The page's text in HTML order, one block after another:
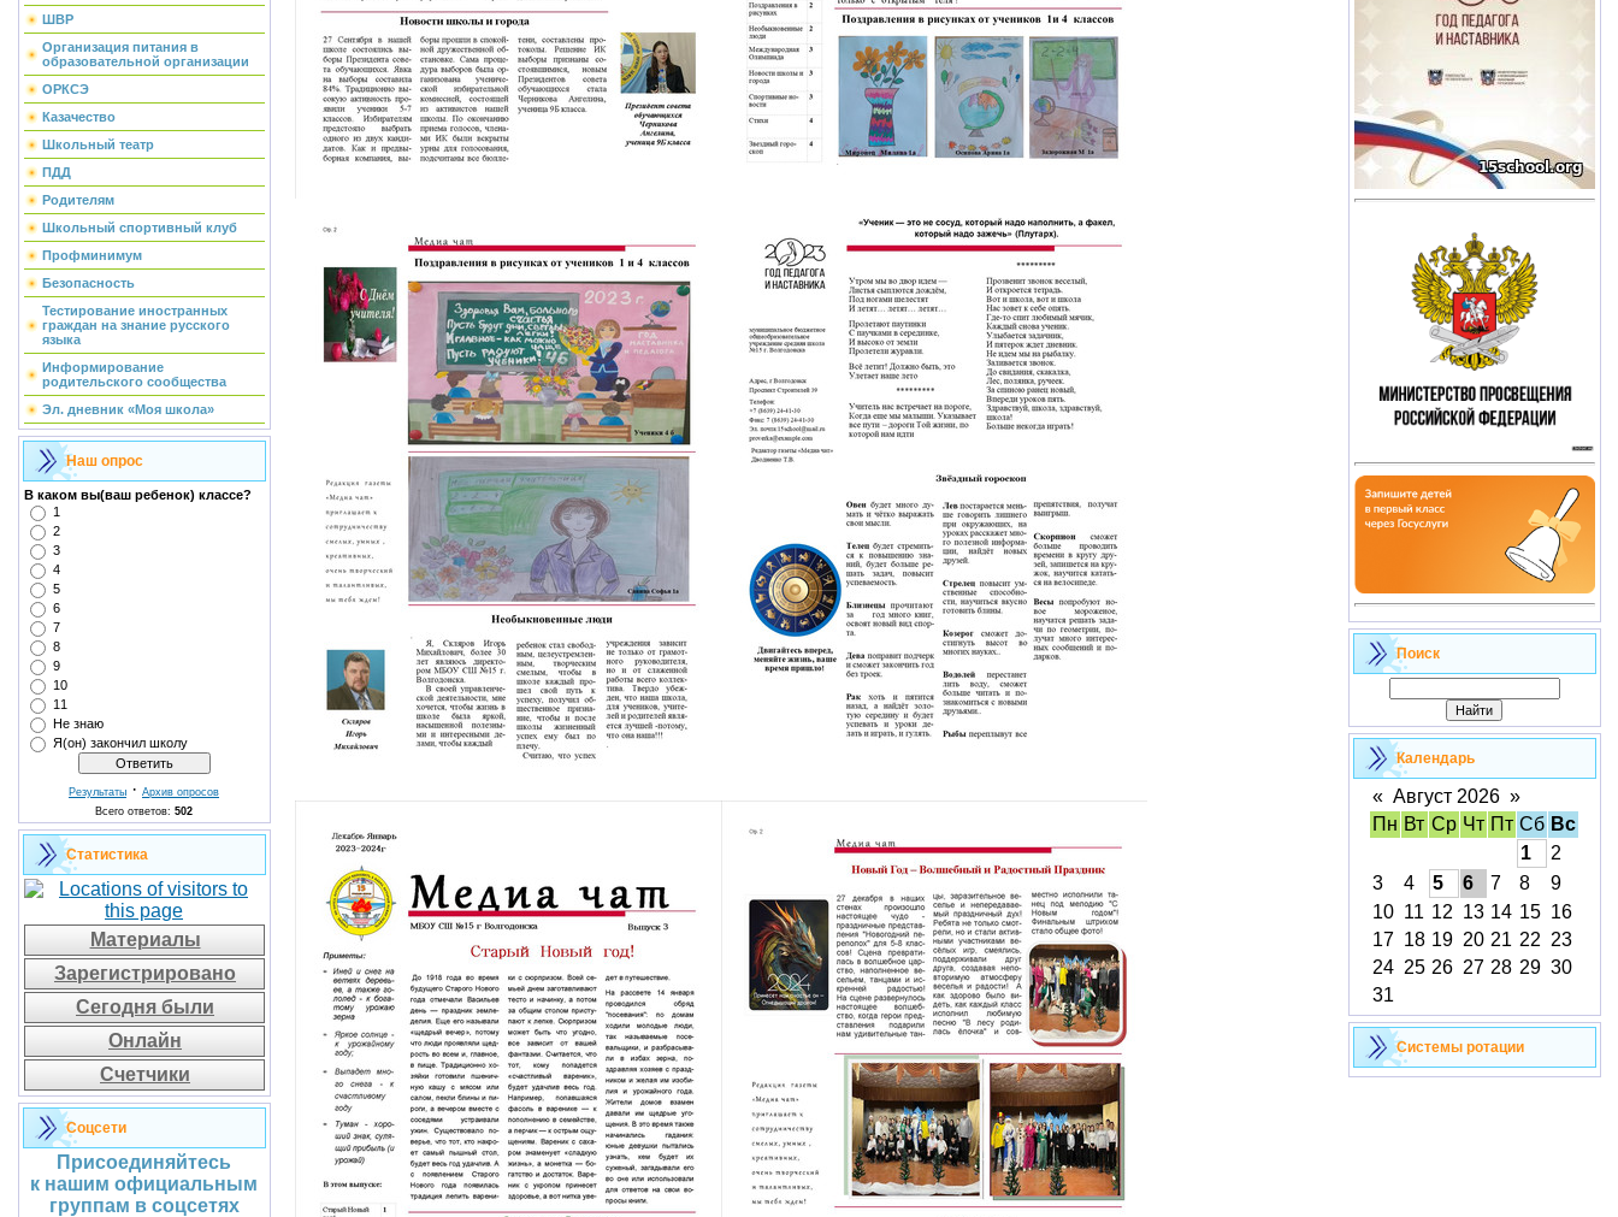
ШВР
Организация питания в
образовательной организации
ОРКСЭ
Казачество
Школьный театр
ПДД
Родителям
Школьный спортивный клуб
Профминимум
Безопасность
Тестирование иностранных
граждан на знание русского
языка
Информирование
родительского сообщества
Эл. дневник «Моя школа»
Наш опрос
В каком вы(ваш ребенок) классе?
1
2
3
4
5
6
7
8
9
10
11
Не знаю
Я(он) закончил школу
Результаты · Архив опросов
Всего ответов: 502
Статистика
Материалы
Зарегистрировано
Сегодня были
Онлайн
Счетчики
Соцсети
Присоединяйтесь
к нашим официальным
группам в соцсетях
Поиск
Календарь
« Август 2026 »
Пн Вт Ср Чт Пт Сб Вс
1
2
3
4 5 6 7 8
9
10 11 12 13 14 15 16
17 18 19 20 21 22 23
24 25 26 27 28 29 30
31
Cистемы ротации